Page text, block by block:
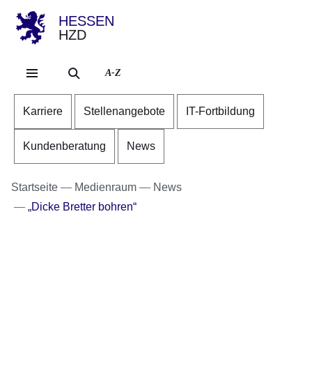
HESSEN
HZD
A-Z
Karriere Stellenangebote IT-Fortbildung
Kundenberatung News
Startseite Medienraum
News
„Dicke Bretter bohren“